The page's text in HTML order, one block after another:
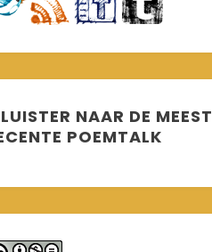
LUISTER NAAR DE MEEST
POEMTALK